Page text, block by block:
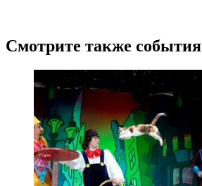
Смотрите также события